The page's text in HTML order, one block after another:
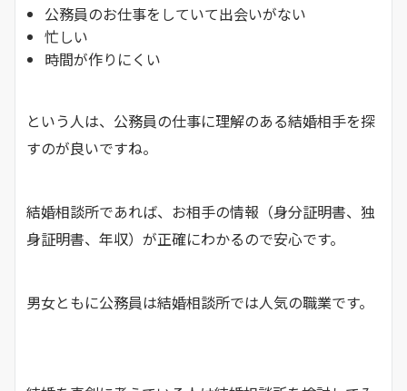
公務員のお仕事をしていて出会いがない
忙しい
時間が作りにくい
という人は、公務員の仕事に理解のある結婚相手を探
すのが良いですね。
結婚相談所であれば、お相手の情報（身分証明書、独
身証明書、年収）が正確にわかるので安心です。
男女ともに公務員は結婚相談所では人気の職業です。